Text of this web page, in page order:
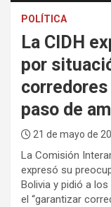
POLÍTICA
La CIDH
por
paso de
21 de mayo de
La Comisión
expresó su
Bolivia y pidió a
el “garantizar